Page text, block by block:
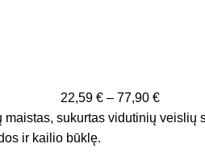
22,59 € – 77,90 €
sukurtas vidutinių
ir kailio būklę.